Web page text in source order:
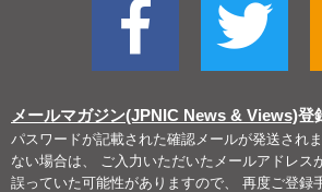
メールマガジン(JPNIC News & Views)登
パスワードが記載された確認メールが発送され
ない場合は、 ご入力いただいたメールアドレス
誤っていた可能性がありますので、 再度ご登録